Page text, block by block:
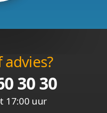
30 30
17:00 uur